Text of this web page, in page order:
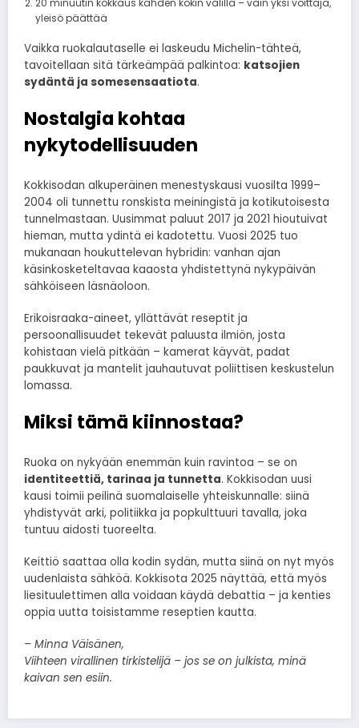
20 minuutin kokkaus kahden kokin välillä – vain yksi voittaja,
yleisö päättää
Vaikka ruokalautaselle ei laskeudu Michelin-tähteä,
tavoitellaan sitä tärkeämpää palkintoa: katsojien
sydäntä ja somesensaatiota.
Nostalgia kohtaa
nykytodellisuuden
Kokkisodan alkuperäinen menestyskausi vuosilta 1999–
2004 oli tunnettu ronskista meiningistä ja kotikutoisesta
tunnelmastaan. Uusimmat paluut 2017 ja 2021 hioutuivat
hieman, mutta ydintä ei kadotettu. Vuosi 2025 tuo
mukanaan houkuttelevan hybridin: vanhan ajan
käsinkosketeltavaa kaaosta yhdistettynä nykypäivän
sähköiseen läsnäoloon.
Erikoisraaka-aineet, yllättävät reseptit ja
persoonallisuudet tekevät paluusta ilmiön, josta
kohistaan vielä pitkään – kamerat käyvät, padat
paukkuvat ja mantelit jauhautuvat poliittisen keskustelun
lomassa.
Miksi tämä kiinnostaa?
Ruoka on nykyään enemmän kuin ravintoa – se on
identiteettiä, tarinaa ja tunnetta. Kokkisodan uusi
kausi toimii peilinä suomalaiselle yhteiskunnalle: siinä
yhdistyvät arki, politiikka ja popkulttuuri tavalla, joka
tuntuu aidosti tuoreelta.
Keittiö saattaa olla kodin sydän, mutta siinä on nyt myös
uudenlaista sähköä. Kokkisota 2025 näyttää, että myös
liesituulettimen alla voidaan käydä debattia – ja kenties
oppia uutta toisistamme reseptien kautta.
– Minna Väisänen,
Viihteen virallinen tirkistelijä – jos se on julkista, minä
kaivan sen esiin.